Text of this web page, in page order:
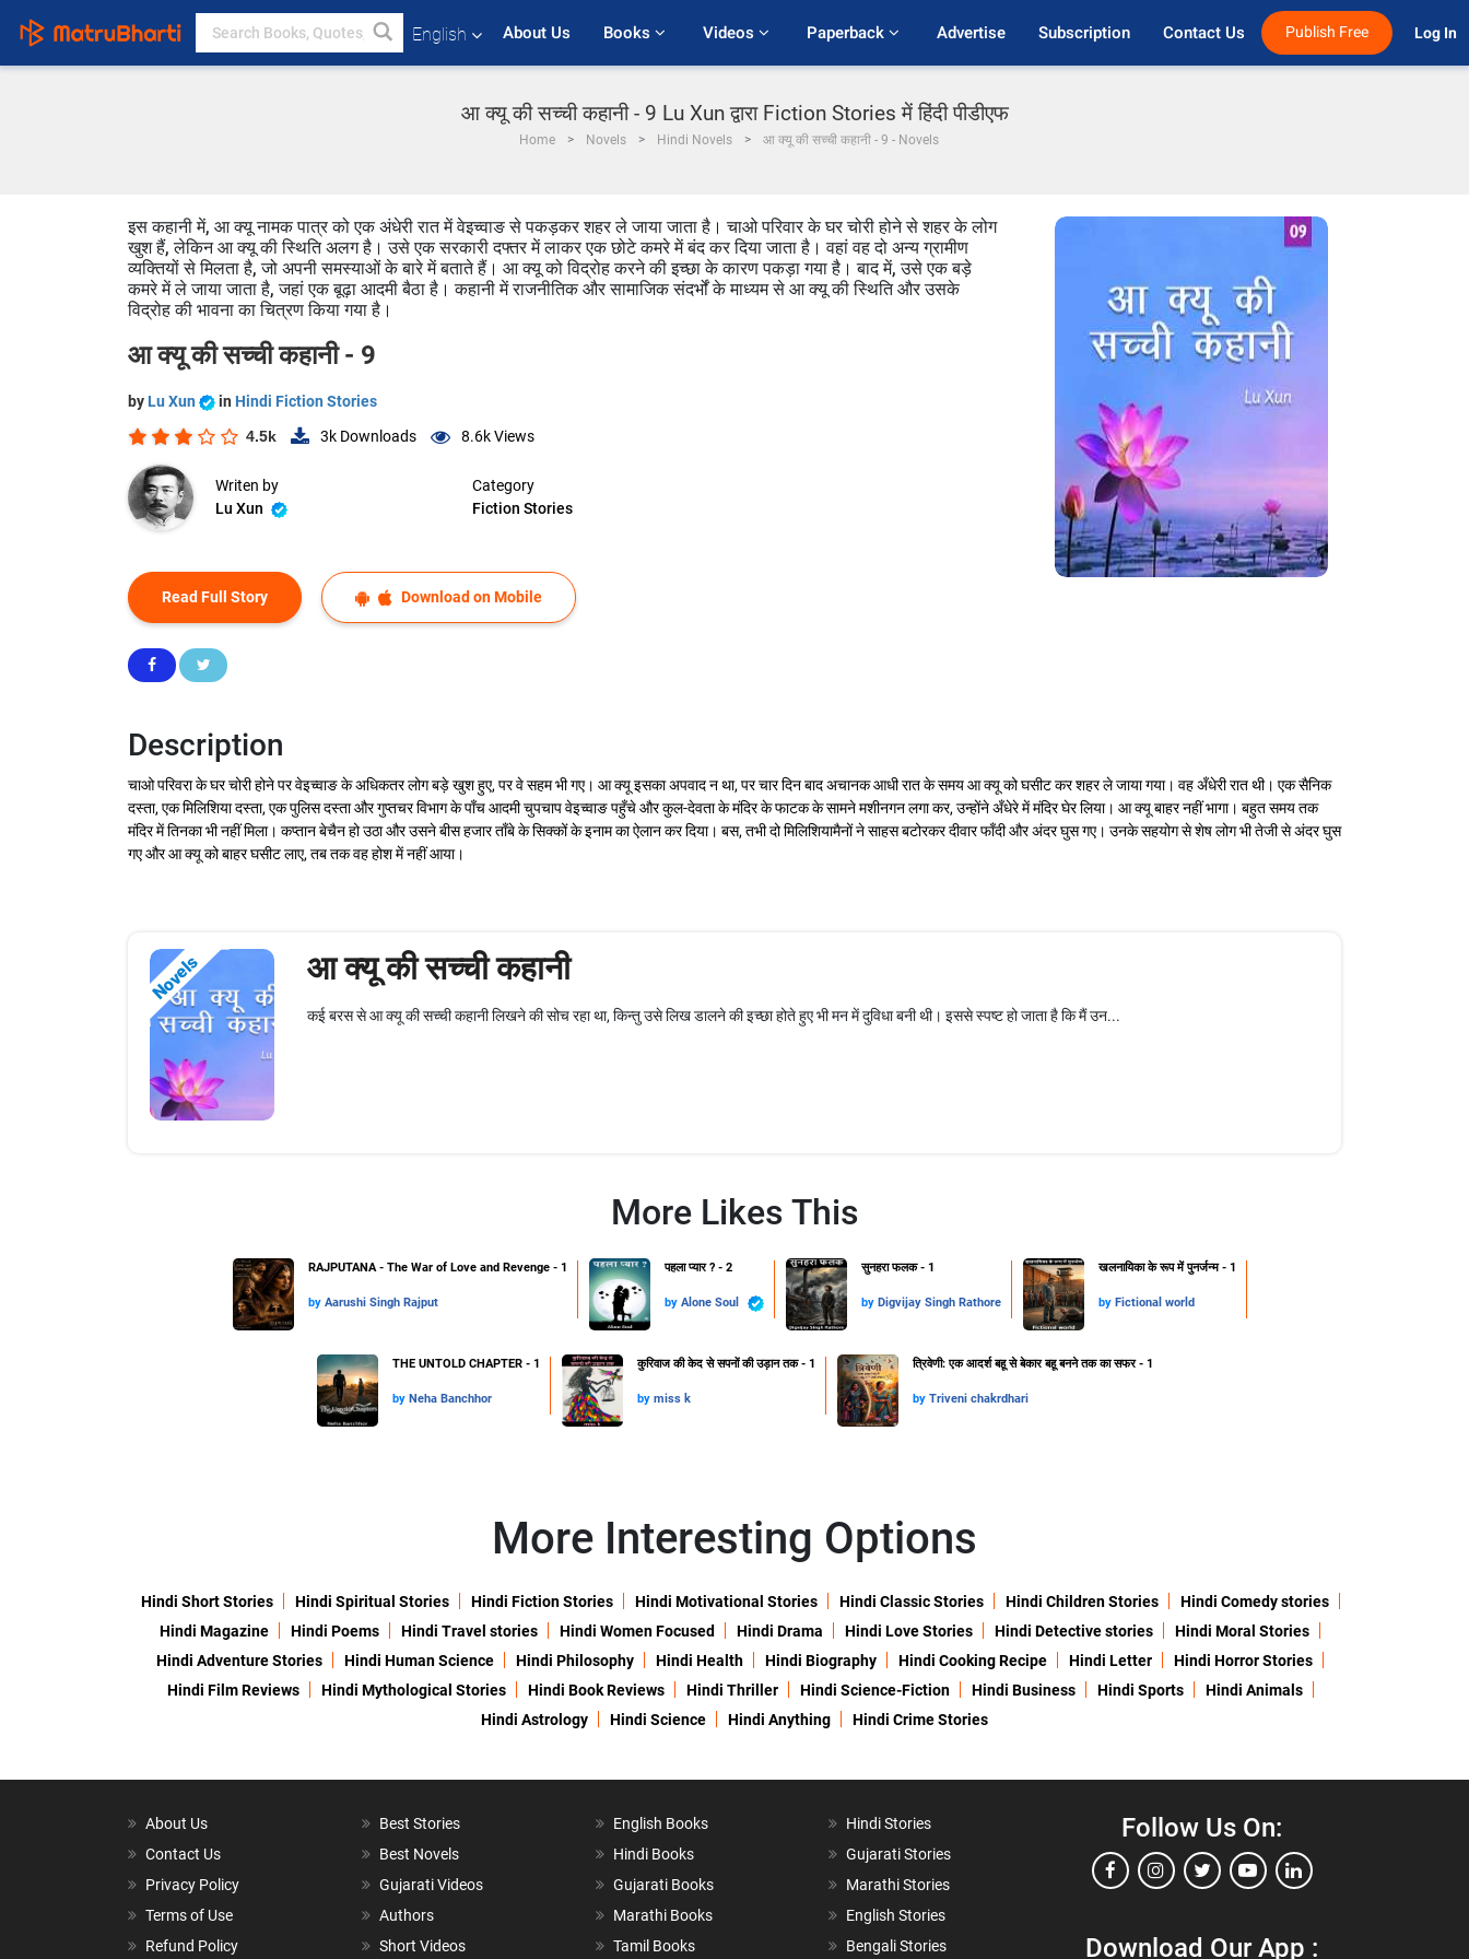
English About Us Books Videos Paperback Advertise Subscription Contact Us Publish Free Log In
आ क्यू की सच्ची कहानी - 9 Lu Xun द्वारा Fiction Stories में हिंदी पीडीएफ
Home Novels Hindi Novels आ क्यू की सच्ची कहानी - 9 - Novels
इस कहानी में, आ क्यू नामक पात्र को एक अंधेरी रात में वेइच्वाङ से पकड़कर शहर ले जाया जाता है। चाओ परिवार के घर चोरी होने से शहर के लोग
खुश हैं, लेकिन आ क्यू की स्थिति अलग है। उसे एक सरकारी दफ्तर में लाकर एक छोटे कमरे में बंद कर दिया जाता है। वहां वह दो अन्य ग्रामीण
व्यक्तियों से मिलता है, जो अपनी समस्याओं के बारे में बताते हैं। आ क्यू को विद्रोह करने की इच्छा के कारण पकड़ा गया है। बाद में, उसे एक बड़े
कमरे में ले जाया जाता है, जहां एक बूढ़ा आदमी बैठा है। कहानी में राजनीतिक और सामाजिक संदर्भों के माध्यम से आ क्यू की स्थिति और उसके
विद्रोह की भावना का चित्रण किया गया है।
आ क्यू की सच्ची कहानी - 9
by Lu Xun in Hindi Fiction Stories
4.5k 3k Downloads 8.6kViews
Writen by
Lu Xun
Category
Fiction Stories
Read Full Story Download on Mobile
Description
चाओ परिवरा के घर चोरी होने पर वेइच्वाङ के अधिकतर लोग बड़े खुश हुए, पर वे सहम भी गए। आ क्यू इसका अपवाद न था, पर चार दिन बाद अचानक आधी रात के समय आ क्यू को घसीट कर शहर ले जाया गया। वह अँधेरी रात थी। एक सैनिक
दस्ता, एक मिलिशिया दस्ता, एक पुलिस दस्ता और गुप्तचर विभाग के पाँच आदमी चुपचाप वेइच्वाङ पहुँचे और कुल-देवता के मंदिर के फाटक के सामने मशीनगन लगा कर, उन्होंने अँधेरे में मंदिर घेर लिया। आ क्यू बाहर नहीं भागा। बहुत समय तक
मंदिर में तिनका भी नहीं मिला। कप्तान बेचैन हो उठा और उसने बीस हजार ताँबे के सिक्कों के इनाम का ऐलान कर दिया। बस, तभी दो मिलिशियामैनों ने साहस बटोरकर दीवार फाँदी और अंदर घुस गए। उनके सहयोग से शेष लोग भी तेजी से अंदर घुस
गए और आ क्यू को बाहर घसीट लाए, तब तक वह होश में नहीं आया।
Novels आ क्यू की सच्ची कहानी
कई बरस से आ क्यू की सच्ची कहानी लिखने की सोच रहा था, किन्तु उसे लिख डालने की इच्छा होते हुए भी मन में दुविधा बनी थी। इससे स्पष्ट हो जाता है कि मैं उन...
More Likes This
RAJPUTANA - The War of Love and Revenge - 1
by Aarushi Singh Rajput
पहला प्यार ? - 2
by Alone Soul
सुनहरा फलक - 1
by Digvijay Singh Rathore
खलनायिका के रूप में पुनर्जन्म - 1
by Fictional world
THE UNTOLD CHAPTER - 1
by Neha Banchhor
कुरिवाज की केद से सपनों की उड़ान तक - 1
by miss k
त्रिवेणी: एक आदर्श बहू से बेकार बहू बनने तक का सफर - 1
by Triveni chakrdhari
More Interesting Options
Hindi Short Stories Hindi Spiritual Stories Hindi Fiction Stories Hindi Motivational Stories Hindi Classic Stories Hindi Children Stories
Hindi Comedy stories
Hindi Magazine
Hindi Poems Hindi Travel stories Hindi Women Focused Hindi Drama Hindi Love Stories Hindi Detective stories
Hindi Moral Stories
Hindi Adventure Stories
Hindi Human Science Hindi Philosophy Hindi Health Hindi Biography Hindi Cooking Recipe Hindi Letter
Hindi Horror Stories
Hindi Film Reviews
Hindi Mythological Stories Hindi Book Reviews Hindi Thriller Hindi Science-Fiction Hindi Business Hindi Sports
Hindi Animals
Hindi Astrology
Hindi Science Hindi Anything Hindi Crime Stories
About Us
Contact Us
Privacy Policy
Terms of Use
Refund Policy
Best Stories
Best Novels
Gujarati Videos
Authors
Short Videos
English Books
Hindi Books
Gujarati Books
Marathi Books
Tamil Books
Hindi Stories
Gujarati Stories
Marathi Stories
English Stories
Bengali Stories
Follow Us On:
Download Our App :